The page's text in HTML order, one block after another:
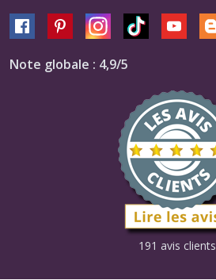
Note globale : 4,9/5
191 avis clients